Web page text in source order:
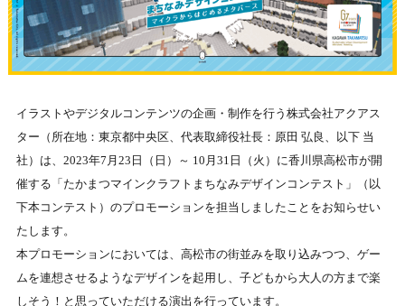
イラストやデジタルコンテンツの企画・制作を行う株式会社アクアス
ター（所在地：東京都中央区、代表取締役社⻑：原⽥ 弘良、以下 当
社）は、2023年7月23日（日）～ 10月31日（火）に香川県高松市が開
催する「たかまつマインクラフトまちなみデザインコンテスト」（以
下本コンテスト）のプロモーションを担当しましたことをお知らせい
たします。
本プロモーションにおいては、高松市の街並みを取り込みつつ、ゲー
ムを連想させるようなデザインを起用し、子どもから大人の方まで楽
しそう！と思っていただける演出を行っています。